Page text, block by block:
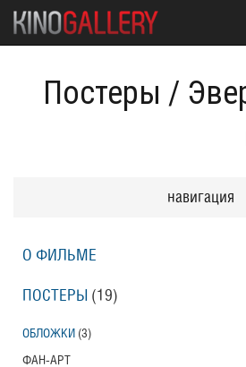
Постеры /
навигация
О ФИЛЬМЕ
ПОСТЕРЫ (19)
ОБЛОЖКИ (3)
ФАН-АРТ